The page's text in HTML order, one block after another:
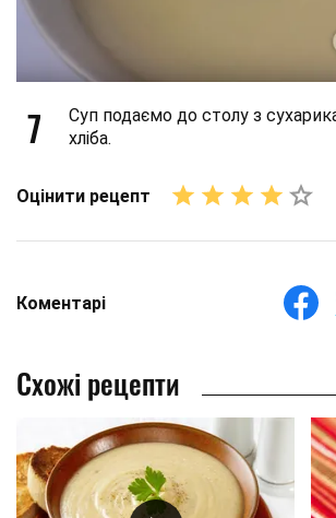
7
Суп подаємо до столу з
хліба.
Оцінити рецепт
Коментарі
Схожі рецепти